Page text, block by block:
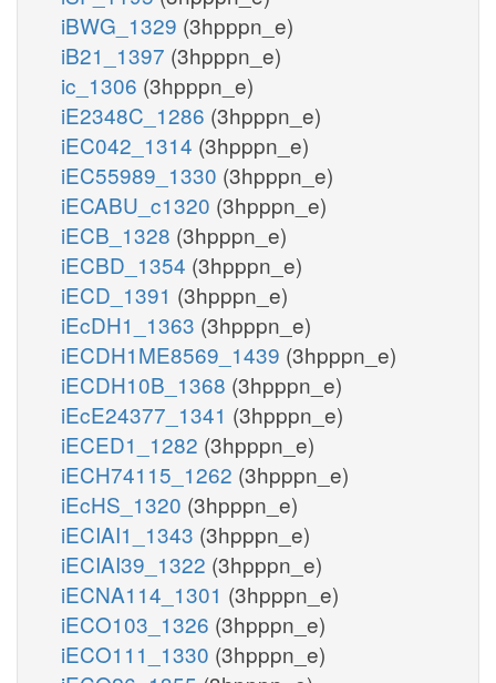
iBWG_1329 (3hpppn_e)
iB21_1397 (3hpppn_e)
ic_1306 (3hpppn_e)
iE2348C_1286 (3hpppn_e)
iEC042_1314 (3hpppn_e)
iEC55989_1330 (3hpppn_e)
iECABU_c1320 (3hpppn_e)
iECB_1328 (3hpppn_e)
iECBD_1354 (3hpppn_e)
iECD_1391 (3hpppn_e)
iEcDH1_1363 (3hpppn_e)
iECDH1ME8569_1439 (3hpppn_e)
iECDH10B_1368 (3hpppn_e)
iEcE24377_1341 (3hpppn_e)
iECED1_1282 (3hpppn_e)
iECH74115_1262 (3hpppn_e)
iEcHS_1320 (3hpppn_e)
iECIAI1_1343 (3hpppn_e)
iECIAI39_1322 (3hpppn_e)
iECNA114_1301 (3hpppn_e)
iECO103_1326 (3hpppn_e)
iECO111_1330 (3hpppn_e)